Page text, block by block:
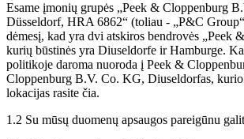
Esame įmonių grupės „Peek & Cloppenburg
Düsseldorf, HRA 6862“ (toliau - „P&C
dėmesį, kad yra dvi atskiros bendrovės „Peek
kurių būstinės yra Diuseldorfe ir Hamburge.
politikoje daroma nuoroda į Peek &
Cloppenburg B.V. Co. KG, Diuseldorfas,
lokacijas rasite čia.
1.2 Su mūsų duomenų apsaugos pareigūnu